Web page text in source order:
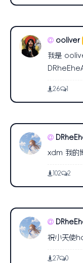
ooliver
我是
26 1
xdm 我的
102 2
祝小天使
27 0